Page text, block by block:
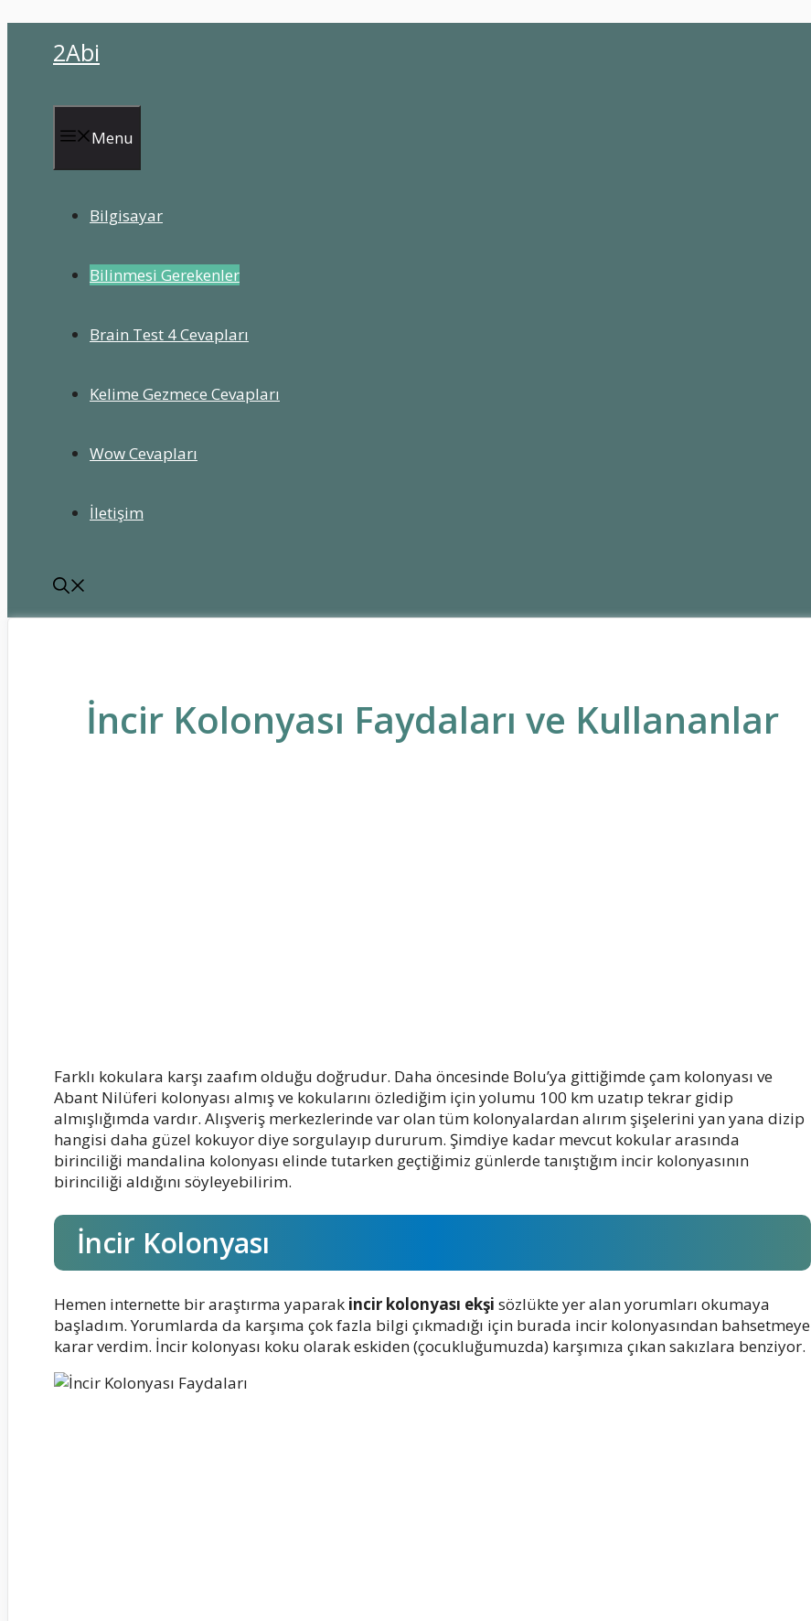
2Abi
Menu
Bilgisayar
Bilinmesi Gerekenler
Brain Test 4 Cevapları
Kelime Gezmece Cevapları
Wow Cevapları
İletişim
İncir Kolonyası Faydaları ve Kullananlar
Farklı kokulara karşı zaafım olduğu doğrudur. Daha öncesinde Bolu’ya gittiğimde çam kolonyası ve
Abant Nilüferi kolonyası almış ve kokularını özlediğim için yolumu 100 km uzatıp tekrar gidip
almışlığımda vardır. Alışveriş merkezlerinde var olan tüm kolonyalardan alırım şişelerini yan yana dizip
hangisi daha güzel kokuyor diye sorgulayıp dururum. Şimdiye kadar mevcut kokular arasında
birinciliği mandalina kolonyası elinde tutarken geçtiğimiz günlerde tanıştığım incir kolonyasının
birinciliği aldığını söyleyebilirim.
İncir Kolonyası
Hemen internette bir araştırma yaparak incir kolonyası ekşi sözlükte yer alan yorumları okumaya
başladım. Yorumlarda da karşıma çok fazla bilgi çıkmadığı için burada incir kolonyasından bahsetmeye
karar verdim. İncir kolonyası koku olarak eskiden (çocukluğumuzda) karşımıza çıkan sakızlara benziyor.